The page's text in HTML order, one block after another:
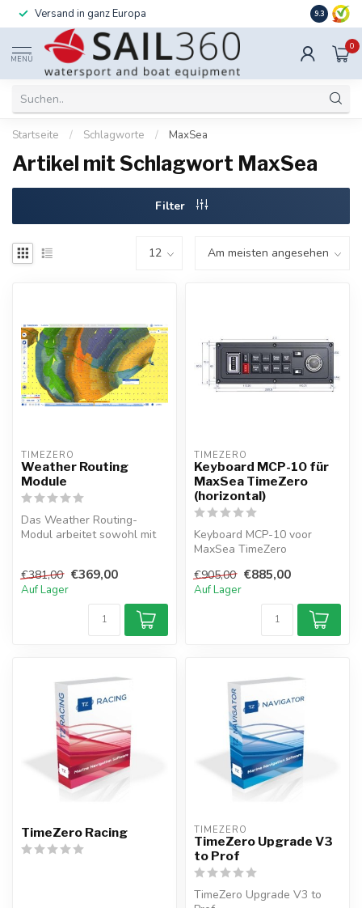
Versand in ganz Europa 9.3
MENÜ
0
Startseite / Schlagworte / MaxSea
Artikel mit Schlagwort MaxSea
Filter
TIMEZERO
Weather Routing
Module
Das Weather Routing-
Modul arbeitet sowohl mit
€381,00 €369,00
Auf Lager
TIMEZERO
Keyboard MCP-10 für
MaxSea TimeZero
(horizontal)
Keyboard MCP-10 voor
MaxSea TimeZero
€905,00 €885,00
Auf Lager
TimeZero Racing TIMEZERO
TimeZero Upgrade V3
to Prof
TimeZero Upgrade V3 to